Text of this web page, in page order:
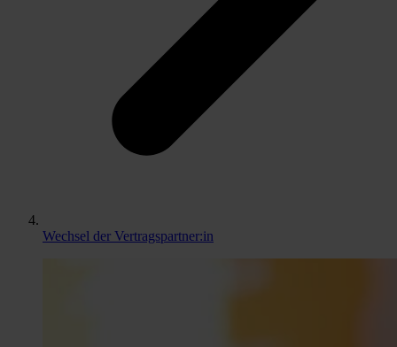
Wechsel der Vertragspartner:in